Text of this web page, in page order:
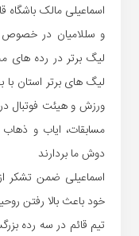
اسماعیلی مالک باشگاه
و سللامیان در خصوص
لیگ برتر در رده های
لیگ های برتر استان
ورزش و هیئت فوتبال
مسابقات، ایاب و ذهاب
دوش ما بردارند
اسماعیلی ضمن تشکر
خود باعث بالا رفتن
تیم قائم در سه رده